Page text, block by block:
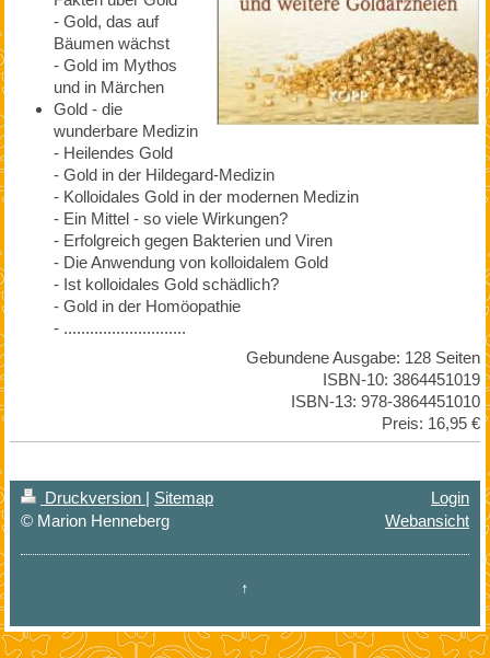
- Gold, das auf
Bäumen wächst
- Gold im Mythos
und in Märchen
Gold - die
wunderbare Medizin
- Heilendes Gold
- Gold in der Hildegard-Medizin
- Kolloidales Gold in der modernen Medizin
- Ein Mittel - so viele Wirkungen?
- Erfolgreich gegen Bakterien und Viren
- Die Anwendung von kolloidalem Gold
- Ist kolloidales Gold schädlich?
- Gold in der Homöopathie
- ............................
Gebundene Ausgabe: 128 Seiten
ISBN-10: 3864451019
ISBN-13: 978-3864451010
Preis: 16,95 €
Druckversion | Sitemap
© Marion Henneberg
Login
Webansicht
↑